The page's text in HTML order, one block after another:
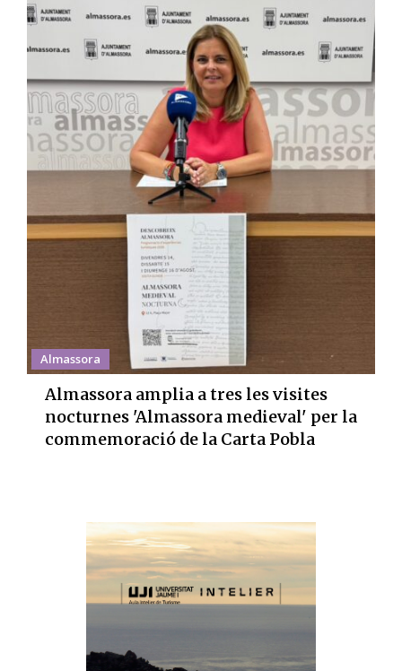
Almassora
Almassora amplia a tres les visites
nocturnes 'Almassora medieval' per la
commemoració de la Carta Pobla